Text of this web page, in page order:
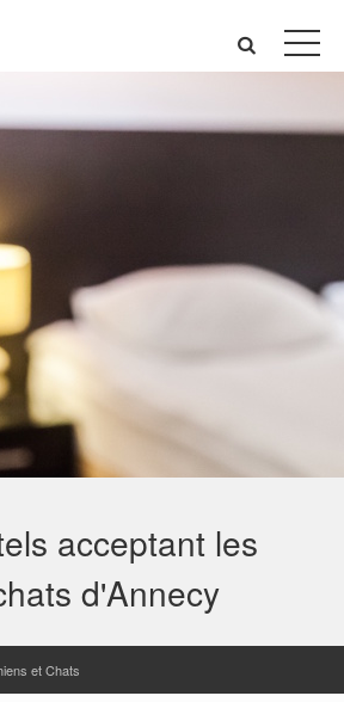
acceptant les
d'Annecy
et Chats